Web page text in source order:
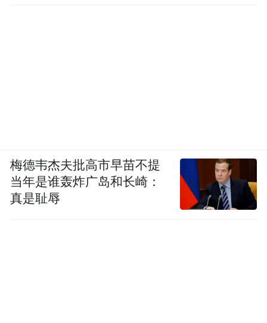
梅德韦杰夫批高市早苗不提
当年是谁轰炸广岛和长崎：
真是耻辱